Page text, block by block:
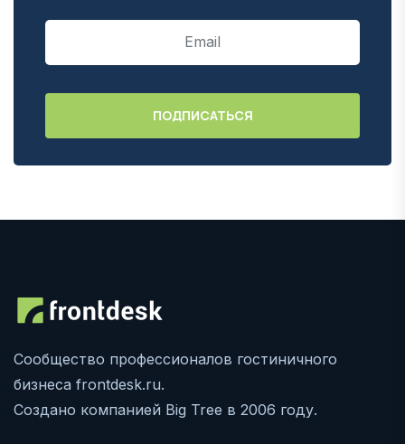
Сообщество профессионалов гостиничного
бизнеса frontdesk.ru.
Создано компанией Big Tree в 2006 году.